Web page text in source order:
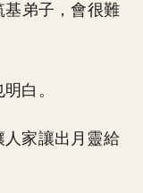
基弟子，會很難
白。
家讓出月靈給